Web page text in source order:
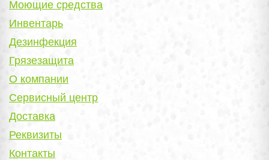
Моющие средства
Инвентарь
Дезинфекция
Грязезащита
О компании
Сервисный центр
Доставка
Реквизиты
Контакты